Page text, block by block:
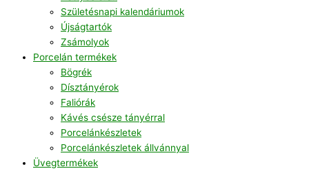
Születésnapi kalendáriumok
Újságtartók
Zsámolyok
Porcelán termékek
Bögrék
Dísztányérok
Faliórák
Kávés csésze tányérral
Porcelánkészletek
Porcelánkészletek állvánnyal
Üvegtermékek